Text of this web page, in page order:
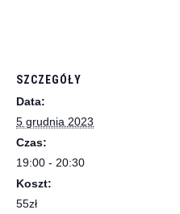
SZCZEGÓŁY
Data:
5 grudnia 2023
Czas:
19:00 - 20:30
Koszt:
55zł